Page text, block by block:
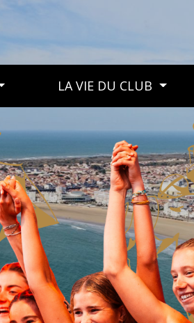
LA VIE DU CLUB
LE CLUB
LA VIE DU CLUB
MANIFESTATIONS DU CLUB